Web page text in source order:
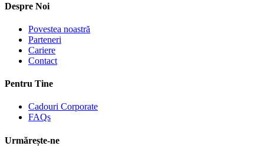
Despre Noi
Povestea noastră
Parteneri
Cariere
Contact
Pentru Tine
Cadouri Corporate
FAQs
Urmărește-ne